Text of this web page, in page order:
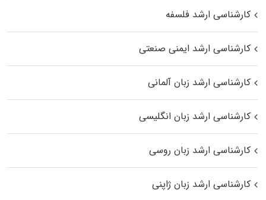
کارشناسی ارشد فلسفه
کارشناسی ارشد ایمنی صنعتی
کارشناسی ارشد زبان آلمانی
کارشناسی ارشد زبان انگلیسی
کارشناسی ارشد زبان روسی
کارشناسی ارشد زبان ژاپنی